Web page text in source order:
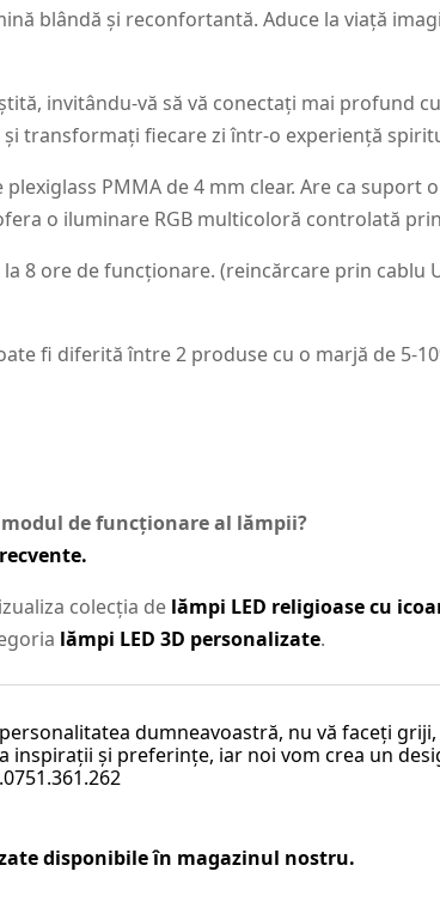
blândă și reconfortantă. Aduce la viață
invitându-vă să vă conectați mai profund
transformați fiecare zi într-o experiență
PMMA de 4 mm clear. Are ca suport
o iluminare RGB multicoloră controlată
8 ore de funcționare. (reincărcare prin cablu
fi diferită între 2 produse cu o marjă de 5-
de funcționare al lămpii?
colecția de lămpi LED religioase cu
lămpi LED 3D personalizate.
dumneavoastră, nu vă faceți
și preferințe, iar noi vom crea un
disponibile în magazinul nostru.